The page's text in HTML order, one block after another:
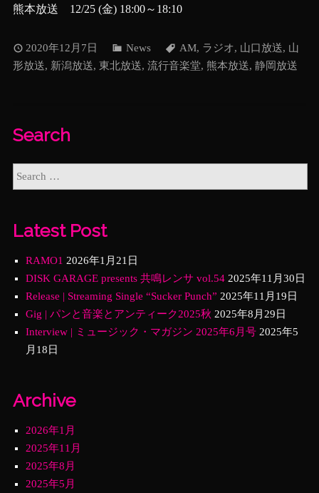
熊本放送 12/25 (金) 18:00～18:10
2020年12月7日 News AM, ラジオ, 山口放送, 山
形放送, 新潟放送, 東北放送, 流行音楽堂, 熊本放送, 静岡放送
Search
Latest Post
RAMO1 2026年1月21日
DISK GARAGE presents 共鳴レンサ vol.54 2025年11月30日
Release | Streaming Single “Sucker Punch” 2025年11月19日
Gig | パンと音楽とアンティーク2025秋 2025年8月29日
Interview | ミュージック・マガジン 2025年6月号 2025年5
月18日
Archive
2026年1月
2025年11月
2025年8月
2025年5月